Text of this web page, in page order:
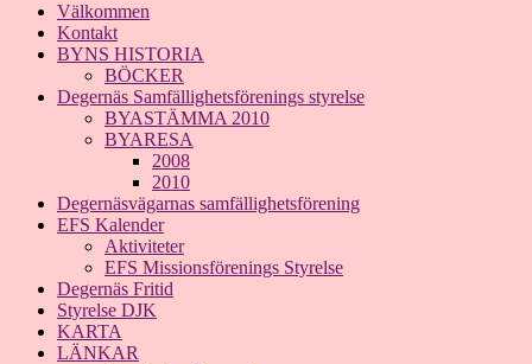
Välkommen
Kontakt
BYNS HISTORIA
BÖCKER
Degernäs Samfällighetsförenings styrelse
BYASTÄMMA 2010
BYARESA
2008
2010
Degernäsvägarnas samfällighetsförening
EFS Kalender
Aktiviteter
EFS Missionsförenings Styrelse
Degernäs Fritid
Styrelse DJK
KARTA
LÄNKAR